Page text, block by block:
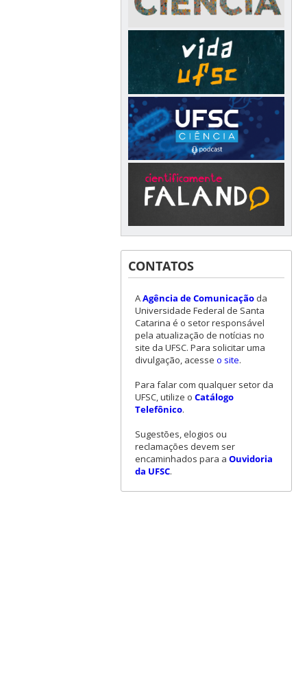
CONTATOS
AAgência de Comunicaçãoda
Universidade Federal de Santa
Catarina é o setor responsável
pela atualização de notícias no
site da UFSC. Para solicitar uma
divulgação, acesse o site.
Para falar com qualquer setor da
UFSC, utilize o Catálogo
Telefônico.
Sugestões, elogios ou
reclamações devem ser
encaminhados para a Ouvidoria
da UFSC.